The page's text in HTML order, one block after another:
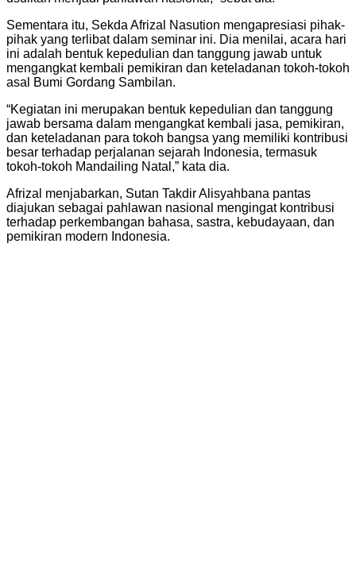
Sementara itu, Sekda Afrizal Nasution mengapresiasi pihak-
pihak yang terlibat dalam seminar ini. Dia menilai, acara hari
ini adalah bentuk kepedulian dan tanggung jawab untuk
mengangkat kembali pemikiran dan keteladanan tokoh-tokoh
asal Bumi Gordang Sambilan.
“Kegiatan ini merupakan bentuk kepedulian dan tanggung
jawab bersama dalam mengangkat kembali jasa, pemikiran,
dan keteladanan para tokoh bangsa yang memiliki kontribusi
besar terhadap perjalanan sejarah Indonesia, termasuk
tokoh-tokoh Mandailing Natal,” kata dia.
Afrizal menjabarkan, Sutan Takdir Alisyahbana pantas
diajukan sebagai pahlawan nasional mengingat kontribusi
terhadap perkembangan bahasa, sastra, kebudayaan, dan
pemikiran modern Indonesia.